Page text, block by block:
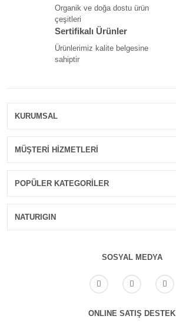
Organik ve doğa dostu ürün
çeşitleri
Sertifikalı Ürünler
Ürünlerimiz kalite belgesine
sahiptir
KURUMSAL
MÜŞTERİ HİZMETLERİ
POPÜLER KATEGORİLER
NATURIGIN
SOSYAL MEDYA
ONLINE SATIŞ DESTEK